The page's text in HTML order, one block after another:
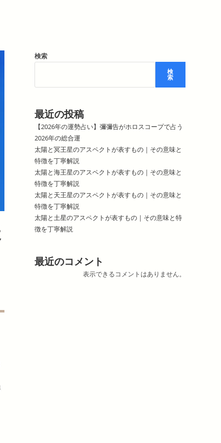
検索
検
索
最近の投稿
【2026年の運勢占い】彌彌告がホロスコープで占う
2026年の総合運
太陽と冥王星のアスペクトが表すもの｜その意味と
特徴を丁寧解説
太陽と海王星のアスペクトが表すもの｜その意味と
特徴を丁寧解説
太陽と天王星のアスペクトが表すもの｜その意味と
特徴を丁寧解説
太陽と土星のアスペクトが表すもの｜その意味と特
徴を丁寧解説
最近のコメント
表示できるコメントはありません。